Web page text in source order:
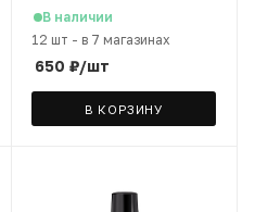
Top and Dry, 12.5 мл
В наличии
12 шт - в 7 магазинах
650 ₽/шт
В КОРЗИНУ